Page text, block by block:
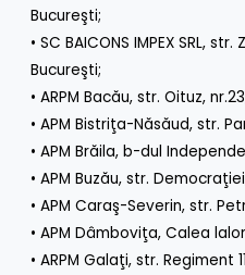
Bucureşti;
• SC BAICONS IMPEX SRL,
Bucureşti;
• ARPM Bacău, str. Oituz,
• APM Bistriţa-Năsăud, str.
• APM Brăila, b-dul
• APM Buzău, str. Democraţiei,
• APM Caraş-Severin, str.
• APM Dâmboviţa, Calea
• ARPM Galaţi, str. Regiment